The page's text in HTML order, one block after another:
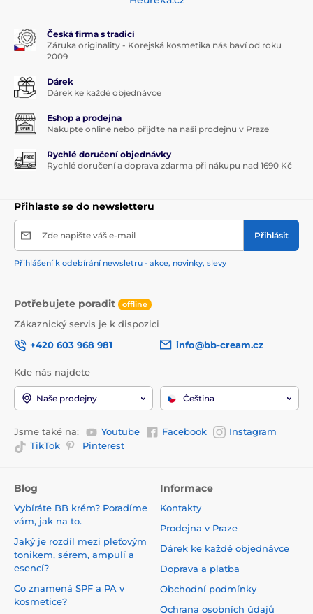
Česká firma s tradicí
Záruka originality - Korejská kosmetika nás baví od roku
2009
Dárek
Dárek ke každé objednávce
Eshop a prodejna
Nakupte online nebo přijďte na naši prodejnu v Praze
Rychlé doručení objednávky
Rychlé doručení a doprava zdarma při nákupu nad 1690 Kč
Přihlaste se do newsletteru
Zde napište váš e-mail Přihlásit
Přihlášení k odebírání newsletru - akce, novinky, slevy
Potřebujete poradit offline
Zákaznický servis je k dispozici
+420 603 968 981
info@bb-cream.cz
Kde nás najdete
Naše prodejny Čeština
Jsme také na: Youtube Facebook
Instagram
TikTok
Pinterest
Blog
Vybíráte BB krém? Poradíme
vám, jak na to.
Jaký je rozdíl mezi pleťovým
tonikem, sérem, ampulí a
esencí?
Co znamená SPF a PA v
kosmetice?
Informace
Kontakty
Prodejna v Praze
Dárek ke každé objednávce
Doprava a platba
Obchodní podmínky
Ochrana osobních údajů